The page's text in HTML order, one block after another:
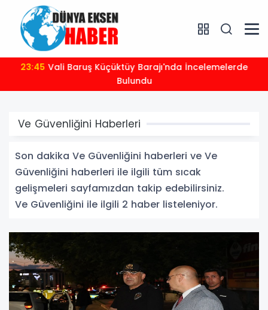
23:45
Bulundu
Ve Güvenliğini Haberleri
Son dakika Ve Güvenliğini haberleri ve Ve
Güvenliğini haberleri ile ilgili tüm sıcak
gelişmeleri sayfamızdan takip edebilirsiniz.
Ve Güvenliğini ile ilgili 2 haber listeleniyor.